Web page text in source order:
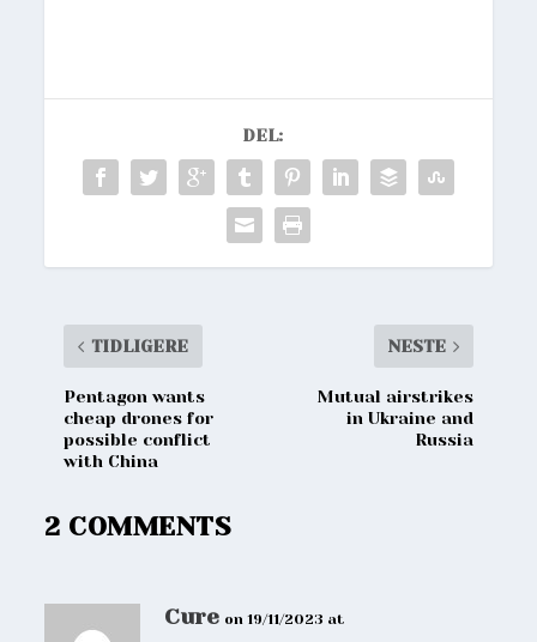
DEL:
TIDLIGERE
Pentagon wants
cheap drones for
possible conflict
with China
NESTE
Mutual airstrikes
in Ukraine and
Russia
2 COMMENTS
Cure on 19/11/2023 at